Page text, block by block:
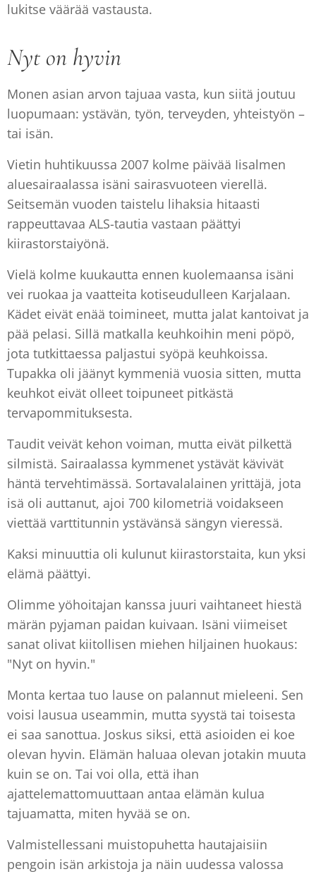
lukitse väärää vastausta.
Nyt on hyvin
Monen asian arvon tajuaa vasta, kun siitä joutuu
luopumaan: ystävän, työn, terveyden, yhteistyön –
tai isän.
Vietin huhtikuussa 2007 kolme päivää Iisalmen
aluesairaalassa isäni sairasvuoteen vierellä.
Seitsemän vuoden taistelu lihaksia hitaasti
rappeuttavaa ALS-tautia vastaan päättyi
kiirastorstaiyönä.
Vielä kolme kuukautta ennen kuolemaansa isäni
vei ruokaa ja vaatteita kotiseudulleen Karjalaan.
Kädet eivät enää toimineet, mutta jalat kantoivat ja
pää pelasi. Sillä matkalla keuhkoihin meni pöpö,
jota tutkittaessa paljastui syöpä keuhkoissa.
Tupakka oli jäänyt kymmeniä vuosia sitten, mutta
keuhkot eivät olleet toipuneet pitkästä
tervapommituksesta.
Taudit veivät kehon voiman, mutta eivät pilkettä
silmistä. Sairaalassa kymmenet ystävät kävivät
häntä tervehtimässä. Sortavalalainen yrittäjä, jota
isä oli auttanut, ajoi 700 kilometriä voidakseen
viettää varttitunnin ystävänsä sängyn vieressä.
Kaksi minuuttia oli kulunut kiirastorstaita, kun yksi
elämä päättyi.
Olimme yöhoitajan kanssa juuri vaihtaneet hiestä
märän pyjaman paidan kuivaan. Isäni viimeiset
sanat olivat kiitollisen miehen hiljainen huokaus:
"Nyt on hyvin."
Monta kertaa tuo lause on palannut mieleeni. Sen
voisi lausua useammin, mutta syystä tai toisesta
ei saa sanottua. Joskus siksi, että asioiden ei koe
olevan hyvin. Elämän haluaa olevan jotakin muuta
kuin se on. Tai voi olla, että ihan
ajattelemattomuuttaan antaa elämän kulua
tajuamatta, miten hyvää se on.
Valmistellessani muistopuhetta hautajaisiin
pengoin isän arkistoja ja näin uudessa valossa